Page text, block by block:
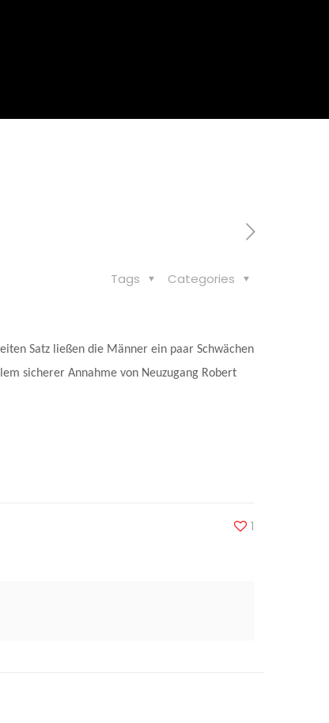
Categories
Tags
Satz ließen die Männer ein paar Schwächen
sicherer Annahme von Neuzugang Robert
1